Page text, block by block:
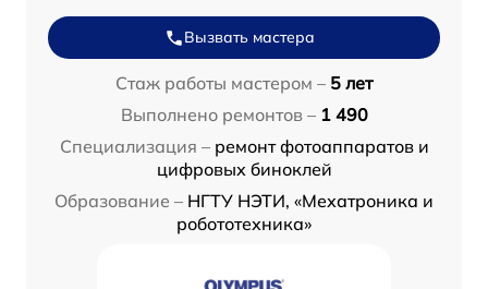
Вызвать мастера
Стаж работы мастером – 5 лет
Выполнено ремонтов – 1 490
Специализация – ремонт фотоаппаратов и
цифровых биноклей
Образование – НГТУ НЭТИ, «Мехатроника и
робототехника»